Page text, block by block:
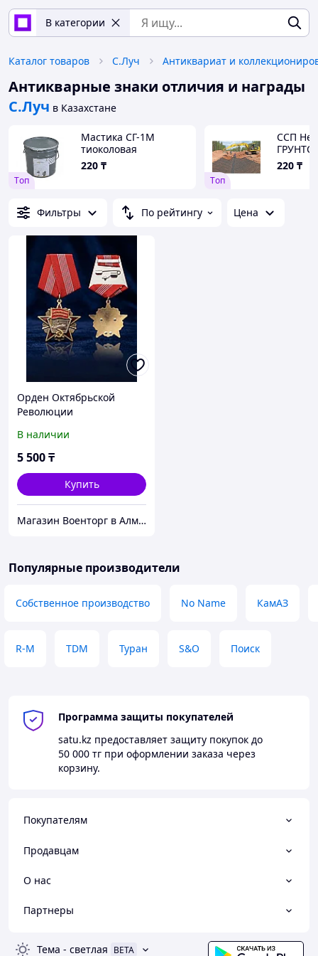
В категории
Каталог товаров С.Луч
Антикварные знаки отличия и награды
С.Луч в Казахстане
Tоп
Мастика СГ-1М
тиоколовая
220 ₸
Tоп
ССП
220 ₸
Фильтры По рейтингу Цена
Орден Октябрьской
Революции
В наличии
5 500₸
Купить
Магазин Военторг в Алматы
Популярные производители
Собственное производство No Name КамАЗ
R-M TDM Туран S&O Поиск
Программа защиты покупателей
satu.kz предоставляет защиту покупок до
50 000 тг при оформлении заказа через
корзину.
Покупателям
Продавцам
О нас
Партнеры
Тема - светлая BETA